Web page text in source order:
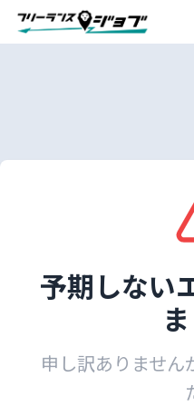
予期しない
申し訳ありません